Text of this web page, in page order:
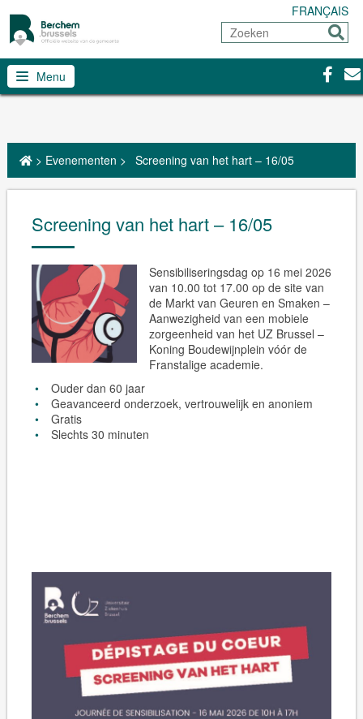
FRANÇAIS
Zoeken
Sturen
Menu
> Evenementen > Screening van het hart – 16/05
Screening van het hart – 16/05
Sensibiliseringsdag op 16 mei 2026
van 10.00 tot 17.00 op de site van
de Markt van Geuren en Smaken –
Aanwezigheid van een mobiele
zorgeenheid van het UZ Brussel –
Koning Boudewijnplein vóór de
Franstalige academie.
Ouder dan 60 jaar
Geavanceerd onderzoek, vertrouwelijk en anoniem
Gratis
Slechts 30 minuten